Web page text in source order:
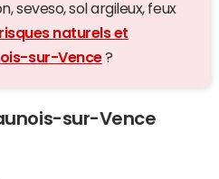
seveso, sol argileux, feux
risques naturels et
sur-Vence?
sur-Vence